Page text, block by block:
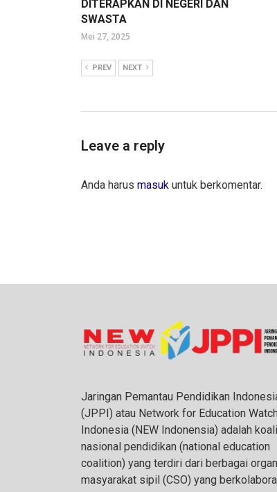
DITERAPKAN DI NEGERI DAN
SWASTA
Mei 27, 2025
PREV NEXT
Leave a reply
Anda harus masuk untuk berkomentar.
Jaringan Pemantau Pendidikan
(JPPI) atau Network for Education Watch
Indonesia (NEW Indonensia) adalah
nasional pendidikan (national education
coalition) yang terdiri dari berbagai
masyarakat sipil (CSO) yang